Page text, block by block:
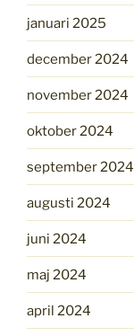
januari 2025
december 2024
november 2024
oktober 2024
september 2024
augusti 2024
juni 2024
maj 2024
april 2024